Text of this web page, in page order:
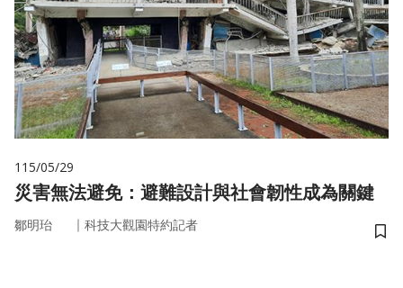
115/05/29
災害無法避免：避難設計與社會韌性成為關鍵
鄒明珆 ｜ 科技大觀園特約記者
儲